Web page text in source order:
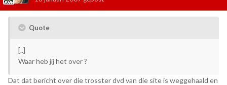
Quote
[..]
Waar heb jij het over ?
Dat dat bericht over die trosster dvd van die site is weggehaald en